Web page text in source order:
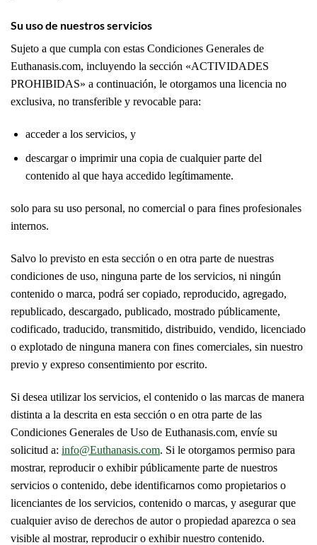
Su uso de nuestros servicios
Sujeto a que cumpla con estas Condiciones Generales de
Euthanasis.com, incluyendo la sección «ACTIVIDADES
PROHIBIDAS» a continuación, le otorgamos una licencia no
exclusiva, no transferible y revocable para:
acceder a los servicios, y
descargar o imprimir una copia de cualquier parte del
contenido al que haya accedido legítimamente.
solo para su uso personal, no comercial o para fines profesionales
internos.
Salvo lo previsto en esta sección o en otra parte de nuestras
condiciones de uso, ninguna parte de los servicios, ni ningún
contenido o marca, podrá ser copiado, reproducido, agregado,
republicado, descargado, publicado, mostrado públicamente,
codificado, traducido, transmitido, distribuido, vendido, licenciado
o explotado de ninguna manera con fines comerciales, sin nuestro
previo y expreso consentimiento por escrito.
Si desea utilizar los servicios, el contenido o las marcas de manera
distinta a la descrita en esta sección o en otra parte de las
Condiciones Generales de Uso de Euthanasis.com, envíe su
solicitud a: info@Euthanasis.com. Si le otorgamos permiso para
mostrar, reproducir o exhibir públicamente parte de nuestros
servicios o contenido, debe identificarnos como propietarios o
licenciantes de los servicios, contenido o marcas, y asegurar que
cualquier aviso de derechos de autor o propiedad aparezca o sea
visible al mostrar, reproducir o exhibir nuestro contenido.